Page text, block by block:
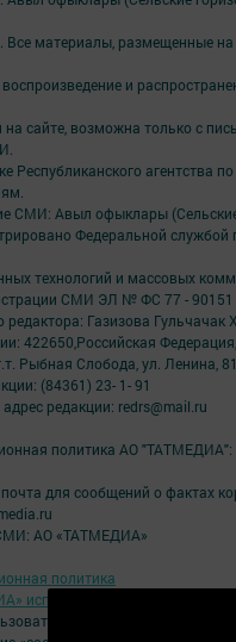
материалы, размещенные
воспроизведение и
сайте, возможна только с
Республиканского агентства
СМИ: Авыл офыклары
Федеральной службой
технологий и массовых
СМИ ЭЛ № ФС 77 - 90151
Газизова Гульчачак
422650,Российская
Рыбная Слобода, ул. Ленина,
(84361) 23- 1- 91
редакции: redrs@mail.ru
политика АО
для сообщений о фактах
АО «ТАТМЕДИА»
политика
использует «cookie»
для
сайтом.